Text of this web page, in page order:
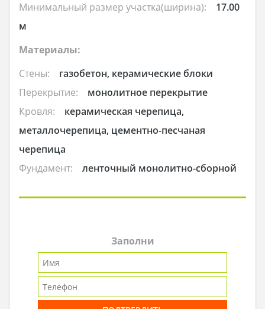
Минимальный размер участка(ширина):
17.00
м
Материалы:
Стены:
газобетон, керамические блоки
Перекрытие:
монолитное перекрытие
Кровля:
керамическая черепица,
металлочерепица, цементно-песчаная
черепица
Фундамент:
ленточный монолитно-сборной
Заполни